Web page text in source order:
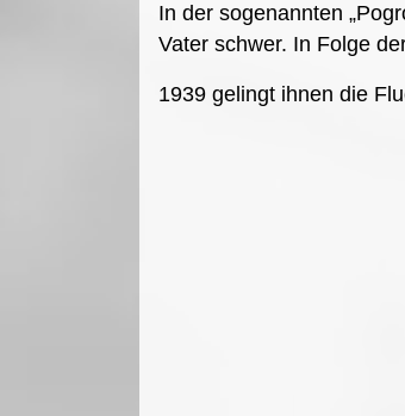
In der sogenannten
Vater schwer. In Folge
1939 gelingt ihnen die